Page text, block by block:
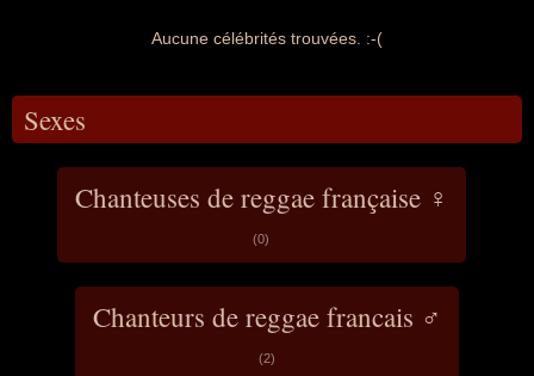
Aucune célébrités trouvées. :-(
Sexes
Chanteuses de reggae française ♀
(0)
Chanteurs de reggae francais ♂
(2)